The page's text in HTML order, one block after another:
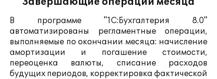
В программе "1С:Бухгалтерия 8.0"
автоматизированы регламентные операции,
выполняемые по окончании месяца: начисление
амортизации и погашение стоимости,
переоценка валюты, списание расходов
будущих периодов, корректировка фактической